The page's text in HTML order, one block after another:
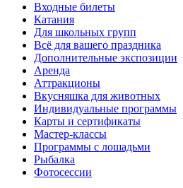
Входные билеты
Катания
Для школьных групп
Всё для вашего праздника
Дополнительные экспозиции
Аренда
Аттракционы
Вкусняшка для животных
Индивидуальные программы
Карты и сертификаты
Мастер-классы
Программы с лошадьми
Рыбалка
Фотосессии